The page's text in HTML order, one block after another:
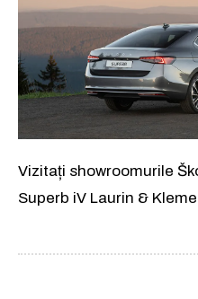
Vizitați showroomurile
Superb iV Laurin &